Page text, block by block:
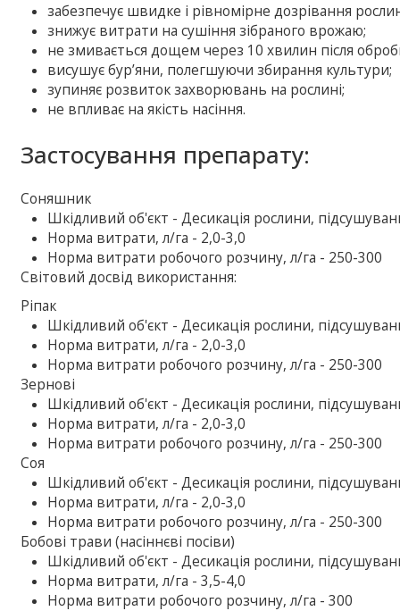
забезпечує швидке і рівномірне дозрівання
знижує витрати на сушіння зібраного врожаю;
не змивається дощем через 10 хвилин після
висушує бур’яни, полегшуючи збирання культури;
зупиняє розвиток захворювань на рослині;
не впливає на якість насіння.
Застосування препарату:
Соняшник
Шкiдливий об'єкт - Десикація рослини,
Норма витрати, л/га - 2,0-3,0
Норма витрати робочого розчину, л/га - 250-300
Свiтовий досвiд використання:
Ріпак
Шкiдливий об'єкт - Десикація рослини,
Норма витрати, л/га - 2,0-3,0
Норма витрати робочого розчину, л/га - 250-300
Зернові
Шкiдливий об'єкт - Десикація рослини,
Норма витрати, л/га - 2,0-3,0
Норма витрати робочого розчину, л/га - 250-300
Соя
Шкiдливий об'єкт - Десикація рослини,
Норма витрати, л/га - 2,0-3,0
Норма витрати робочого розчину, л/га - 250-300
Бобові трави (насіннєві посіви)
Шкiдливий об'єкт - Десикація рослини,
Норма витрати, л/га - 3,5-4,0
Норма витрати робочого розчину, л/га - 300